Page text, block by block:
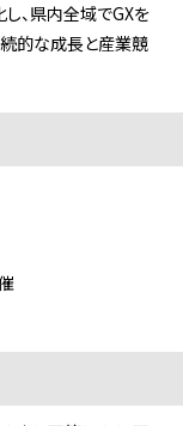
、県内全域でGXを
的な成長と産業競